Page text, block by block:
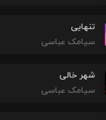
تنهایی
سیامک عباسی
شهر خالی
سیامک عباسی